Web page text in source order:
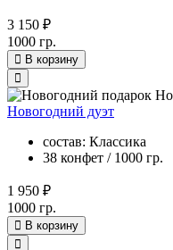
3 150 ₽
1000 гр.
В корзину
Новогодний дуэт
состав: Классика
38 конфет / 1000 гр.
1 950 ₽
1000 гр.
В корзину